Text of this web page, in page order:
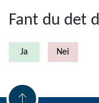
Fant du det